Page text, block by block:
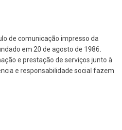
de comunicação impresso da
em 20 de agosto de 1986.
e prestação de serviços junto à
e responsabilidade social fazem